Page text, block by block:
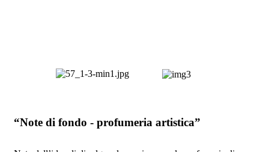
“Note di fondo - profumeria artistica”